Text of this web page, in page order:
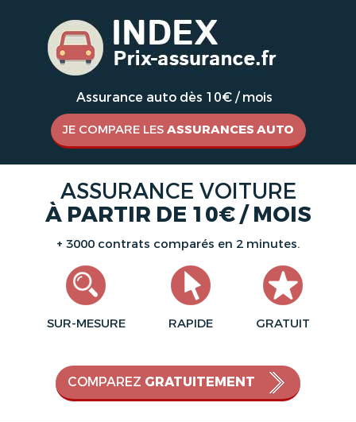
Assurance auto dès 10€ / mois
JE COMPARE LES ASSURANCES AUTO
ASSURANCE VOITURE
À PARTIR DE 10€ / MOIS
+ 3000 contrats comparés en 2 minutes.
SUR-MESURE RAPIDE GRATUIT
COMPAREZ GRATUITEMENT